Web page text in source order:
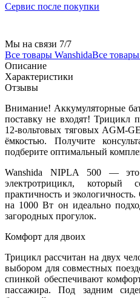
Сервис после покупки
Мы на связи 7/7
Все товары WanshidaВсе
Описание
Характеристики
Отзывы
Внимание! Аккумуляторные
поставку не входят! Трицикл
12-вольтовых тяговых AGM-
ёмкостью. Получите
подберите оптимальный
Wanshida NIPLA 500 — это
электротрицикл, который
практичность и
на 1000 Вт он идеально
загородных прогулок.
Комфорт для двоих
Трицикл рассчитан на двух
выбором для совместных
спинкой обеспечивают
пассажира. Под задним